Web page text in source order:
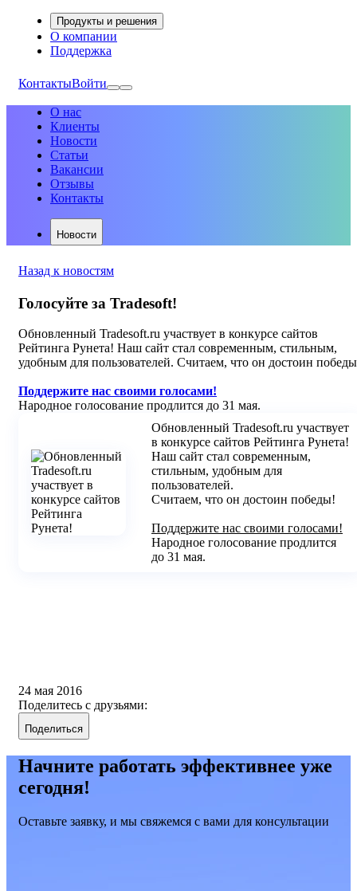
Продукты и решения
О компании
Поддержка
КонтактыВойти
О нас
Клиенты
Новости
Статьи
Вакансии
Отзывы
Контакты
Новости
Назад к новостям
Голосуйте за Tradesoft!
Обновленный Tradesoft.ru участвует в конкурсе сайтов
Рейтинга Рунета! Наш сайт стал современным, стильным,
удобным для пользователей. Считаем, что он достоин
Поддержите нас своими голосами!
Народное голосование продлится до 31 мая.
Обновленный Tradesoft.ru участвует
в конкурсе сайтов Рейтинга Рунета!
Наш сайт стал современным,
стильным, удобным для
пользователей.
Считаем, что он достоин победы!
Поддержите нас своими голосами!
Народное голосование продлится
до 31 мая.
24 мая 2016
Поделитесь с друзьями:
Поделиться
Начните работать эффективнее уже
сегодня!
Оставьте заявку, и мы свяжемся с вами для консультации